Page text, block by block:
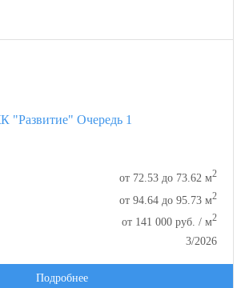
"Развитие" Очередь 1
от 72.53 до 73.62 м2
от 94.64 до 95.73 м2
от 141 000 руб. / м2
3/2026
Подробнее